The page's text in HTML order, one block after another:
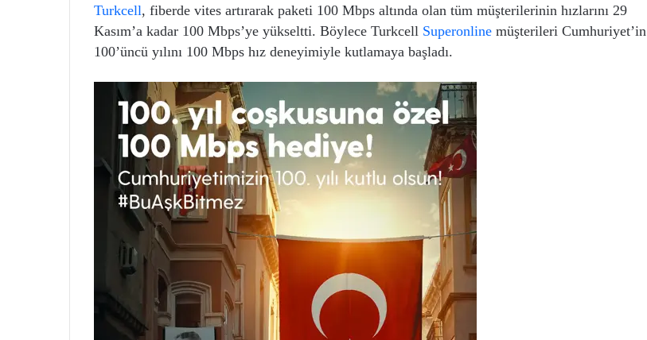
Turkcell, fiberde vites artırarak paketi 100 Mbps altında olan tüm müşterilerinin hızlarını 29
Kasım’a kadar 100 Mbps’ye yükseltti. Böylece Turkcell Superonline müşterileri Cumhuriyet’in
100’üncü yılını 100 Mbps hız deneyimiyle kutlamaya başladı.